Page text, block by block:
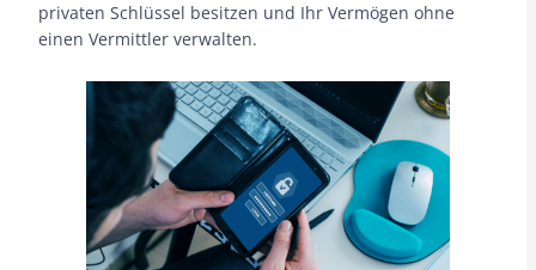
privaten Schlüssel besitzen und Ihr Vermögen ohne
einen Vermittler verwalten.